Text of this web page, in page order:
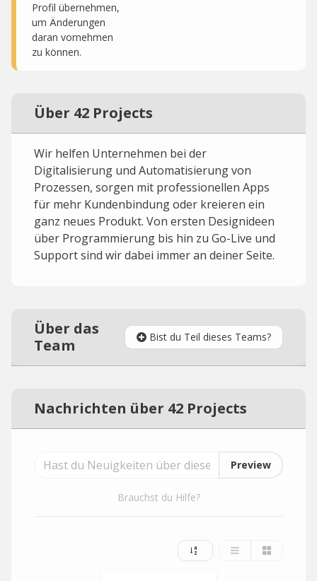
Profil übernehmen,
um Änderungen
daran vornehmen
zu können.
Über 42 Projects
Wir helfen Unternehmen bei der
Digitalisierung und Automatisierung von
Prozessen, sorgen mit professionellen Apps
für mehr Kundenbindung oder kreieren ein
ganz neues Produkt. Von ersten Designideen
über Programmierung bis hin zu Go-Live und
Support sind wir dabei immer an deiner Seite.
Über das
Team
Bist du Teil dieses Teams?
Nachrichten über 42 Projects
Preview
Brauchst du Hilfe?